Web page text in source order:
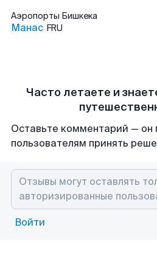
Аэропорты Бишкека
Манас FRU
Часто летаете и
Оставьте комментарий — он
пользователям принять
Войти